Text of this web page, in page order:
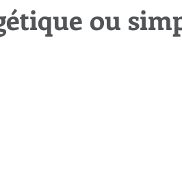
ou